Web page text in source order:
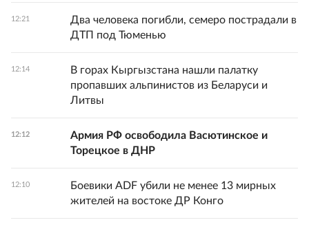
12:21
Два человека погибли, семеро пострадали в
ДТП под Тюменью
12:14
В горах Кыргызстана нашли палатку
пропавших альпинистов из Беларуси и
Литвы
12:12
Армия РФ освободила Васютинское и
Торецкое в ДНР
12:10
Боевики ADF убили не менее 13 мирных
жителей на востоке ДР Конго